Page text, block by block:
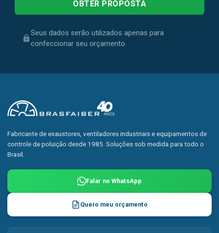
Seus dados serão utilizados apenas para
confeccionar seu orçamento.
Fabricante de exaustores, ventiladores industriais e equipamentos de
controle de poluição desde 1985. Soluções sob medida para todo o
Brasil.
Falar no WhatsApp
Quero meu orçamento